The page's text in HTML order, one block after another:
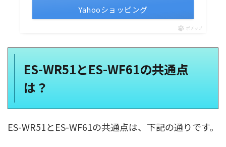
Yahooショッピング
ポチップ
ES-WR51とES-WF61の共通点
は？
ES-WR51とES-WF61の共通点は、下記の通りです。